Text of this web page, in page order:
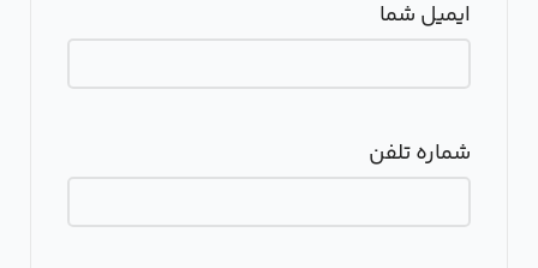
ایمیل شما
شماره تلفن